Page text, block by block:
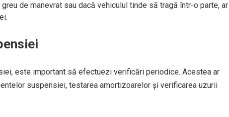
de manevrat sau dacă vehiculul tinde să tragă într-o parte, ar
este important să efectuezi verificări periodice. Acestea ar
suspensiei, testarea amortizoarelor și verificarea uzurii